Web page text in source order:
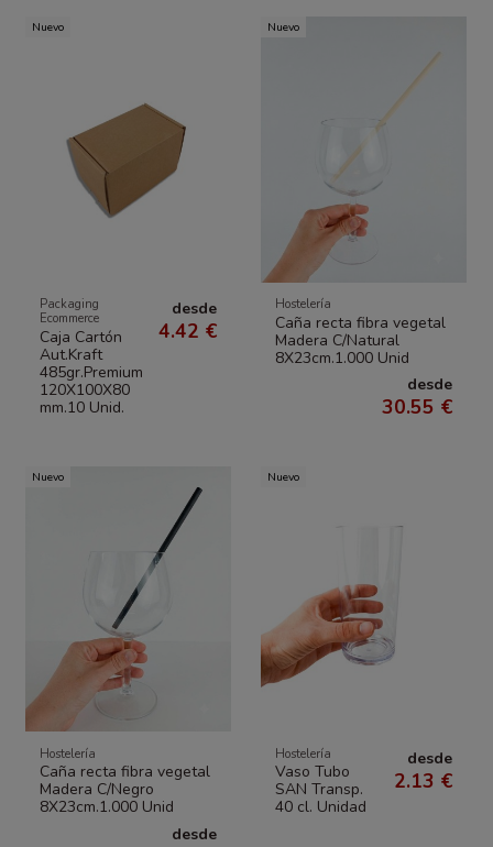
Nuevo
Packaging
Ecommerce
Caja Cartón
Aut.Kraft
485gr.Premium
120X100X80
mm.10 Unid.
desde
4.42 €
Nuevo
Hostelería
Caña recta fibra vegetal
Madera C/Negro
8X23cm.1.000 Unid
desde
Nuevo
Hostelería
Caña recta fibra vegetal
Madera C/Natural
8X23cm.1.000 Unid
desde
30.55 €
Nuevo
Hostelería
Vaso Tubo
SAN Transp.
40 cl. Unidad
desde
2.13 €